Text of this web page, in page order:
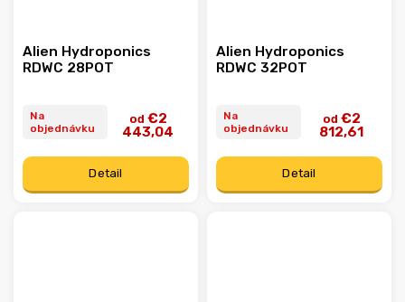
Alien Hydroponics
RDWC 28POT
Na
objednávku
od €2
443,04
Detail
Alien Hydroponics
RDWC 32POT
Na
objednávku
od €2
812,61
Detail